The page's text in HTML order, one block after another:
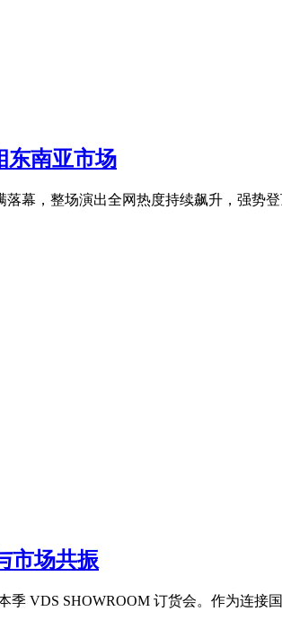
东南亚市场
幕，整场演出全网热度持续飙升，强势
市场共振
季 VDS SHOWROOM 订货会。作为连接